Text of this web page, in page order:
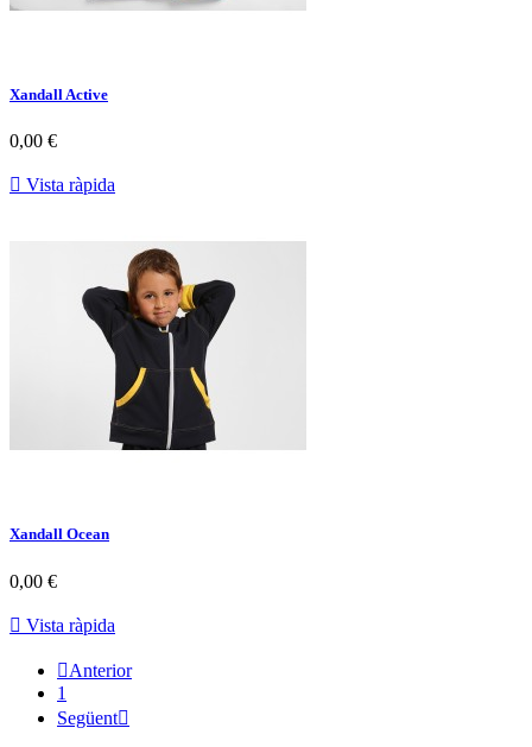
Xandall Active
0,00 €
 Vista ràpida
Xandall Ocean
0,00 €
 Vista ràpida
Anterior
1
Següent